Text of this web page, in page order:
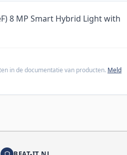
8 MP Smart Hybrid Light with
in de documentatie van producten. Meld